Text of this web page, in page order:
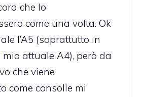
che lo
come una volta. Ok
l’A5 (soprattutto in
attuale A4), però da
che viene
come consolle mi